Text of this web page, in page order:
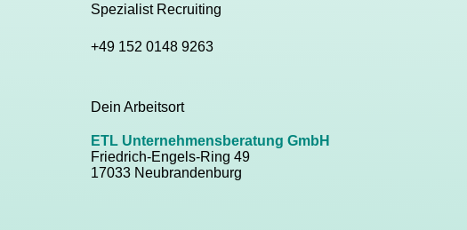
Spezialist Recruiting
+49 152 0148 9263
Dein Arbeitsort
ETL Unternehmensberatung GmbH
Friedrich-Engels-Ring 49
17033 Neubrandenburg